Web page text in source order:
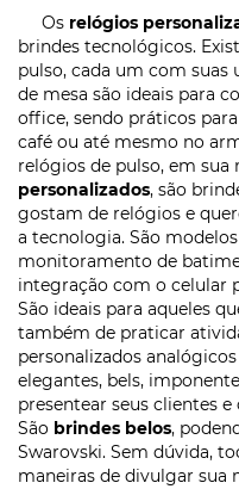
Os relógios
brindes tecnológicos.
pulso, cada um com suas
de mesa são ideais para
office, sendo práticos
café ou até mesmo no
relógios de pulso, em sua
personalizados, são
gostam de relógios e
a tecnologia. São
monitoramento de
integração com o celular
São ideais para aqueles
também de praticar
personalizados
elegantes, bels,
presentear seus clientes
São brindes belos,
Swarovski. Sem dúvida,
maneiras de divulgar sua